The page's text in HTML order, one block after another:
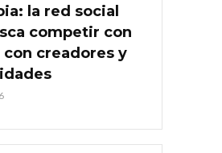
la red social
competir con
creadores y